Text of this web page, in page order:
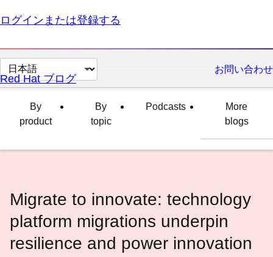
ログインまたは登録する
ペ
ー
語
て
お問い合わせ
Red Hat ブログ
By
product
By
topic
Podcasts
More
blogs
Migrate to innovate: technology
platform migrations underpin
resilience and power innovation